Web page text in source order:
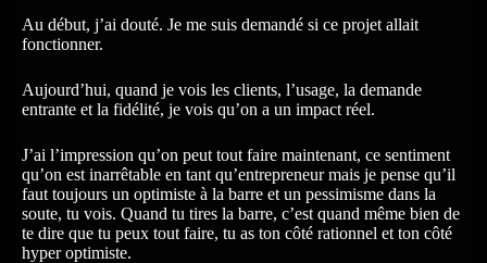
Au début, j’ai douté. Je me suis demandé si ce projet allait
fonctionner.
Aujourd’hui, quand je vois les clients, l’usage, la demande
entrante et la fidélité, je vois qu’on a un impact réel.
J’ai l’impression qu’on peut tout faire maintenant, ce sentiment
qu’on est inarrêtable en tant qu’entrepreneur mais je pense qu’il
faut toujours un optimiste à la barre et un pessimisme dans la
soute, tu vois. Quand tu tires la barre, c’est quand même bien de
te dire que tu peux tout faire, tu as ton côté rationnel et ton côté
hyper optimiste.